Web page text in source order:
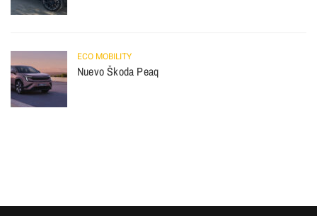
ECO MOBILITY
Nuevo Škoda Peaq